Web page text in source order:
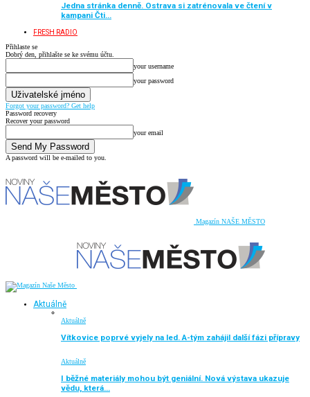
Jedna stránka denně. Ostrava si zatrénovala ve čtení v
kampani Čti…
FRESH RADIO
Přihlaste se
Dobrý den, přihlašte se ke svému účtu.
your username
your password
Forgot your password? Get help
Password recovery
Recover your password
your email
A password will be e-mailed to you.
Magazín NAŠE MĚSTO
Aktuálně
Aktuálně
Vítkovice poprvé vyjely na led. A-tým zahájil další fázi přípravy
Aktuálně
I běžné materiály mohou být geniální. Nová výstava ukazuje
vědu, která…